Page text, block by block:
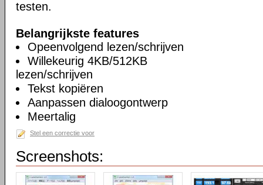
testen.
Belangrijkste features
Opeenvolgend lezen/schrijven
Willekeurig 4KB/512KB
lezen/schrijven
Tekst kopiëren
Aanpassen dialoogontwerp
Meertalig
Stel een correctie voor
Screenshots: